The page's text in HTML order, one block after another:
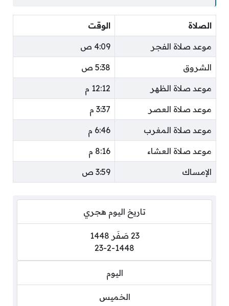
الصلاة الوقت
موعد صلاة الفجر 4:09 ص
الشروق 5:38 ص
موعد صلاة الظهر 12:12 م
موعد صلاة العصر 3:37 م
موعد صلاة المغرب 6:46 م
موعد صلاة العشاء 8:16 م
الإمساك 3:59 ص
تاريخ اليوم هجري
23 صَفَر 1448
23-2-1448
اليوم
الخميس